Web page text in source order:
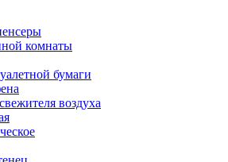
комнаты
бумаги
воздуха